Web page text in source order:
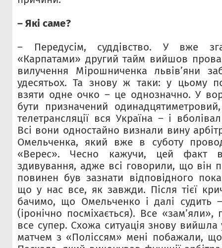
– Які саме?
– Передусім, суддівство. У вже
«Карпатами» другий тайм вийшов
вилучення Мірошниченка львів’яни
удесятьох. Та знову ж таки: у цьому
взяти одне очко – це однозначно. У
бути призначений
телетрансляції вся Україна – і
Всі вони одностайно визнали вину
Омельченка, який вже в суботу
«Верес». Чесно кажучи, цей факт
здивування, адже всі говорили, що він
повинен був зазнати відповідного
що у нас все, як завжди. Після тієї
бачимо, що Омельченко і далі судить
(іронічно посміхається). Все
все супер. Схожа ситуація знову
матчем з «Поліссям» мені побажали,